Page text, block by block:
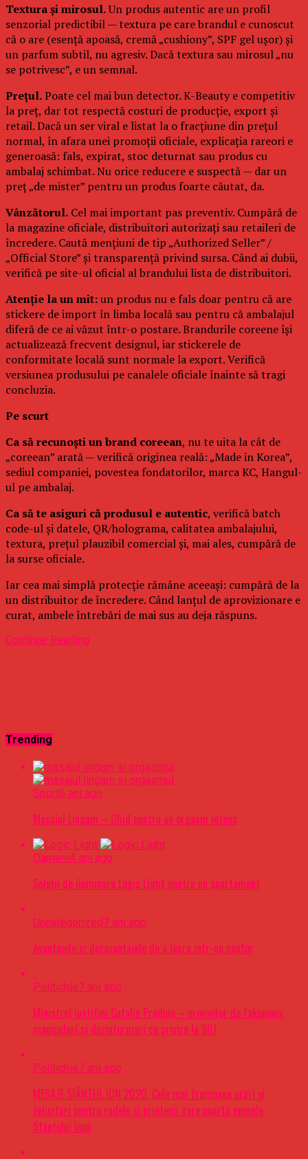
Textura și mirosul.Un produs autentic are un profil
senzorial predictibil — textura pe care brandul e cunoscut
că o are (esență apoasă, cremă „cushiony”, SPF gel ușor) și
un parfum subtil, nu agresiv. Dacă textura sau mirosul „nu
se potrivesc”, e un semnal.
Prețul.Poate cel mai bun detector. K-Beauty e competitiv
la preț, dar tot respectă costuri de producție, export și
retail. Dacă un ser viral e listat la o fracțiune din prețul
normal, în afara unei promoții oficiale, explicația rareori e
generoasă: fals, expirat, stoc deturnat sau produs cu
ambalaj schimbat. Nu orice reducere e suspectă — dar un
preț „de mister” pentru un produs foarte căutat, da.
Vânzătorul. Cel mai important pas preventiv. Cumpără de
la magazine oficiale, distribuitori autorizați sau retaileri de
încredere. Caută mențiuni de tip „Authorized Seller” /
„Official Store” și transparență privind sursa. Când ai dubii,
verifică pe site-ul oficial al brandului lista de distribuitori.
Atenție la un mit:un produs nu e fals doar pentru că are
stickere de import în limba locală sau pentru că ambalajul
diferă de ce ai văzut într-o postare. Brandurile coreene își
actualizează frecvent designul, iar stickerele de
conformitate locală sunt normale la export. Verifică
versiunea produsului pe canalele oficiale înainte să tragi
concluzia.
Pe scurt
Ca să recunoști un brand coreean, nu te uita la cât de
„coreean” arată — verifică originea reală: „Made in Korea”,
sediul companiei, povestea fondatorilor, marca KC, Hangul-
ul pe ambalaj.
Ca să te asiguri că produsul e autentic, verifică batch
code-ul și datele, QR/holograma, calitatea ambalajului,
textura, prețul plauzibil comercial și, mai ales, cumpără de
la surse oficiale.
Iar cea mai simplă protecție rămâne aceeași: cumpără de la
un distribuitor de încredere. Când lanțul de aprovizionare e
curat, ambele întrebări de mai sus au deja răspuns.
Continue Reading
Trending
Sport6 ani ago
Masajul Lingam – Ghid pentru un orgasm intens
Oameni4 ani ago
Soluții de iluminare Logic Light pentru un apartament
Uncategorized7 ani ago
Avantajele si dezavantajele de a lucra intr-un coafor
Politichie7 ani ago
Ministrul justitiei Catalin Predoiu – promotor de fakenews,
manipulari si dezinformari cu privire la SIIJ
Politichie7 ani ago
MESAJE SFÂNTUL ION 2020. Cele mai frumoase urări şi
felicitări pentru rudele şi prietenii care poartă numele
Sfântului Ioan